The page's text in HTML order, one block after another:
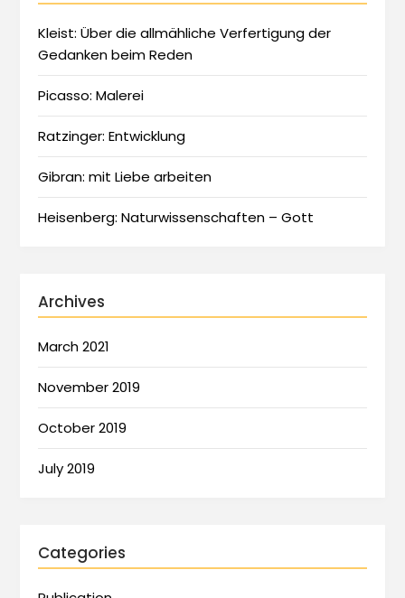
Kleist: Über die allmähliche Verfertigung der
Gedanken beim Reden
Picasso: Malerei
Ratzinger: Entwicklung
Gibran: mit Liebe arbeiten
Heisenberg: Naturwissenschaften – Gott
Archives
March 2021
November 2019
October 2019
July 2019
Categories